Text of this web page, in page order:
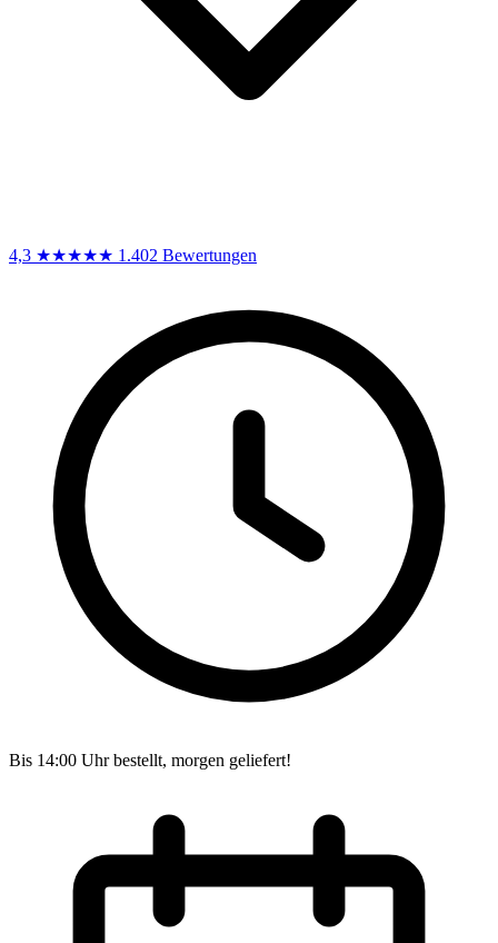
4,3 ★★★★★ 1.402 Bewertungen
Bis 14:00 Uhr bestellt, morgen geliefert!